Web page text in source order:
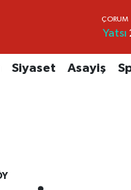
Yatsı
Siyaset Asayiş